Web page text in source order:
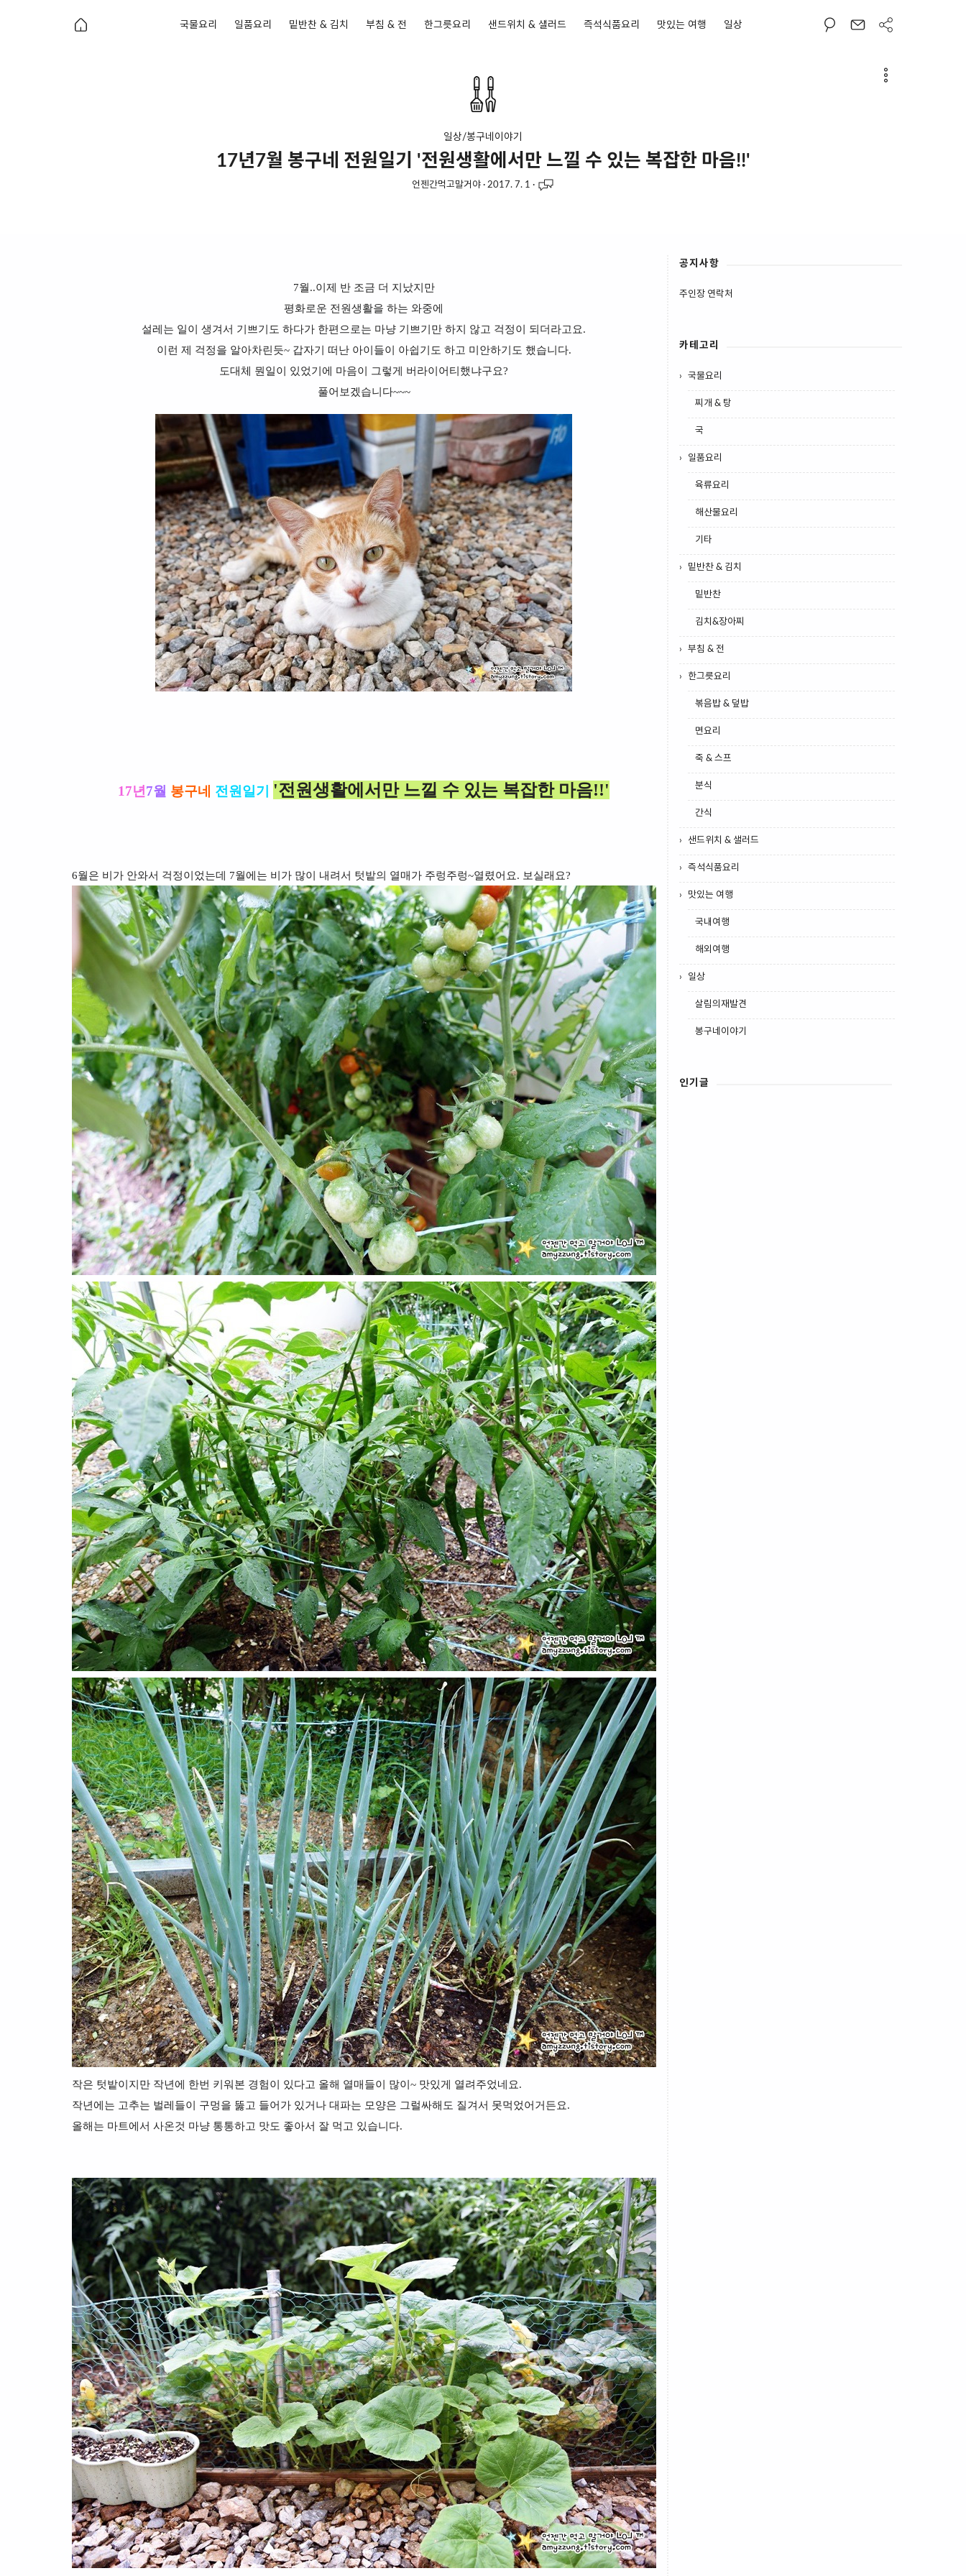
국물요리 일품요리 밑반찬 & 김치 부침 & 전 한그릇요리 샌드위치 & 샐러드 즉석식품요리 맛있는 여행 일상
일상/봉구네이야기
17년7월 봉구네 전원일기 '전원생활에서만 느낄 수 있는 복잡한 마음!!'
언젠간먹고말거야· 2017. 7. 1 ·
7월..이제 반 조금 더 지났지만
평화로운 전원생활을 하는 와중에
설레는 일이 생겨서 기쁘기도 하다가 한편으로는 마냥 기쁘기만 하지 않고 걱정이 되더라고요.
이런 제 걱정을 알아차린듯~ 갑자기 떠난 아이들이 아쉽기도 하고 미안하기도 했습니다.
도대체 뭔일이 있었기에 마음이 그렇게 버라이어티했냐구요?
풀어보겠습니다~~~
17년 7월 봉구네 전원일기 '전원생활에서만 느낄 수 있는 복잡한 마음!!'
6월은 비가 안와서 걱정이었는데 7월에는 비가 많이 내려서 텃밭의 열매가 주렁주렁~열렸어요. 보실래요?
작은 텃밭이지만 작년에 한번 키워본 경험이 있다고 올해 열매들이 많이~ 맛있게 열려주었네요.
작년에는 고추는 벌레들이 구멍을 뚫고 들어가 있거나 대파는 모양은 그럴싸해도 질겨서 못먹었어거든요.
올해는 마트에서 사온것 마냥 통통하고 맛도 좋아서 잘 먹고 있습니다.
공지사항
주인장 연락처
카테고리
국물요리
찌개 & 탕
국
일품요리
육류요리
해산물요리
기타
밑반찬 & 김치
밑반찬
김치&장아찌
부침 & 전
한그릇요리
볶음밥 & 덮밥
면요리
죽 & 스프
분식
간식
샌드위치 & 샐러드
즉석식품요리
맛있는 여행
국내여행
해외여행
일상
살림의재발견
봉구네이야기
인기글